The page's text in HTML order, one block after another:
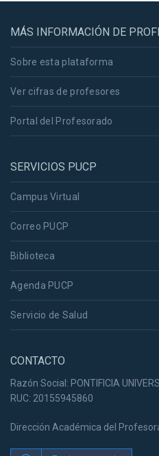
MÁS INFORMACIÓN DE
Sobre esta plataforma
Ver cifras de profesores
Portal del Profesorado
SERVICIOS PUCP
Campus Virtual
Correo PUCP
Biblioteca
Agenda PUCP
Servicio de Salud
CONTACTO
Razón Social: PONTIFICIA
RUC: 20155945860
Dirección Académica del